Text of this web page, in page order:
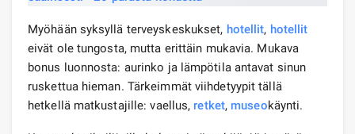
Myöhään syksyllä terveyskeskukset, hotellit, hotellit
eivät ole tungosta, mutta erittäin mukavia. Mukava
bonus luonnosta: aurinko ja lämpötila antavat sinun
ruskettua hieman. Tärkeimmät viihdetyypit tällä
hetkellä matkustajille: vaellus, retket, museokäynti.